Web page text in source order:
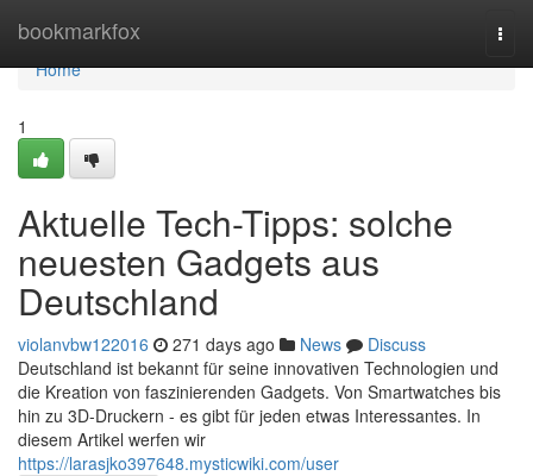
bookmarkfox
Home
Home
1
Aktuelle Tech-Tipps: solche
neuesten Gadgets aus
Deutschland
violanvbw122016 271 days ago News
Discuss
Deutschland ist bekannt für seine innovativen Technologien und
die Kreation von faszinierenden Gadgets. Von Smartwatches bis
hin zu 3D-Druckern - es gibt für jeden etwas Interessantes. In
diesem Artikel werfen wir
https://larasjko397648.mysticwiki.com/user